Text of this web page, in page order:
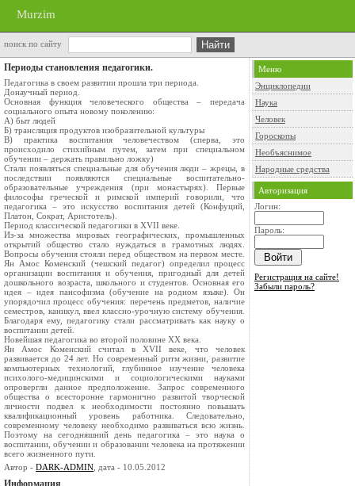
Murzim
поиск по сайту
Периоды становления педагогики.
Педагогика в своем развитии прошла три периода.
Донаучный период.
Основная функция человеческого общества – передача
социального опыта новому поколению:
А) быт людей
Б) трансляция продуктов изобразительной культуры
В) практика воспитания человечеством (сперва, это
происходило стихийным путем, затем при специальном
обучении – держать правильно ложку)
Стали появляться специальные для обучения люди – жрецы, в
последствии появляются специальные воспитательно-
образовательные учреждения (при монастырях). Первые
философы греческой и римской империй говорили, что
педагогика – это искусство воспитания детей (Конфуций,
Платон, Сократ, Аристотель).
Период классической педагогики в XVII веке.
Из-за множества мировых географических, промышленных
открытий общество стало нуждаться в грамотных людях.
Вопросы обучения стояли перед обществом на первом месте.
Ян Амос Коменский (чешский педагог) определил процесс
организации воспитания и обучения, пригодный для детей
дошкольного возраста, школьного и студентов. Основная его
идея – идея пансофизма (обучение на родном языке). Он
упорядочил процесс обучения: перечень предметов, наличие
семестров, каникул, ввел классно-урочную систему обучения.
Благодаря ему, педагогику стали рассматривать как науку о
воспитании детей.
Новейшая педагогика во второй половине XX века.
Ян Амос Коменский считал в XVII веке, что человек
развивается до 24 лет. Но современный ритм жизни, развитие
компьютерных технологий, глубинное изучение человека
психолого-медицинскими и социологическими науками
опровергли данное предположение. Запрос современного
общества о всесторонне гармонично развитой творческой
личности подвел к необходимости постоянно повышать
квалификационный уровень работника. Следовательно,
современному человеку необходимо развиваться всю жизнь.
Поэтому на сегодняшний день педагогика – это наука о
воспитании, обучении и образовании человека на протяжении
всего жизненного пути.
Автор - DARK-ADMIN , дата - 10.05.2012
Информация
Меню
Энциклопедии
Наука
Человек
Гороскопы
Необъяснимое
Народные средства
Авторизация
Логин:
Пароль:
Регистрация на сайте!
Забыли пароль?